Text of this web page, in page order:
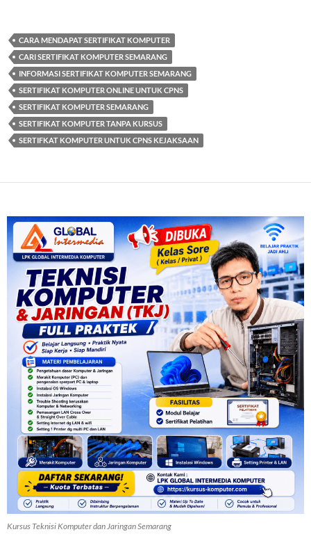
CARA MENDAPAT SERTIFIKAT KOMPUTER
CARI SERTIFIKAT KOMPUTER SEMARANG
INFORMASI SERTIFIKAT KOMPUTER SEMARANG
SERTIFIKAT KOMPUTER ONLINE UNTUK CPNS
SERTIFIKAT KOMPUTER SEMARANG
SERTIFIKAT KOMPUTER TANPA KURSUS
SERTIFKAT KOMPUTER UNTUK CPNS KEJAKSAAN
Kursus Teknisi Komputer dan Jaringan Semarang